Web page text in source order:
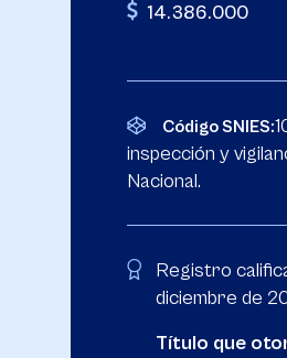
14.386.000
Código SNIES:
inspección y
Nacional.
Registro
diciembre de
Título que